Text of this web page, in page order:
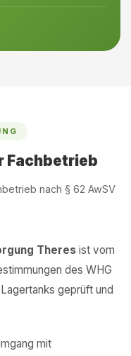
Fachbetrieb
nach § 62 AwSV
Theres ist vom
des WHG
geprüft und
mit